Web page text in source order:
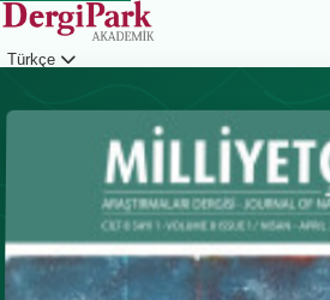
Türkçe